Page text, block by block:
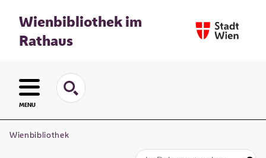
Wienbibliothek im
Rathaus
MENU
Wienbibliothek